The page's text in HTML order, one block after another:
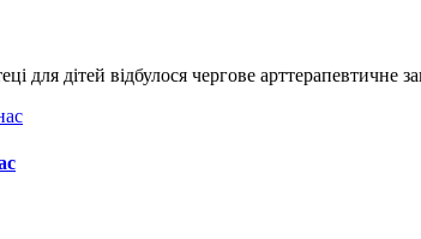
для дітей відбулося чергове арттерапевтичне